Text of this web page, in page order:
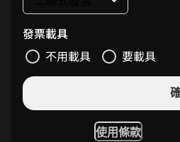
發票載具
不用載具
要載具
使用條款